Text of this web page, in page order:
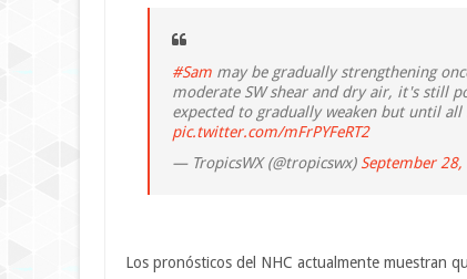
#Sam may be gradually strengthening
moderate SW shear and dry air, it's still
expected to gradually weaken but until
pic.twitter.com/mFrPYFeRT2
— TropicsWX (@tropicswx) September
Los pronósticos del NHC actualmente muestran